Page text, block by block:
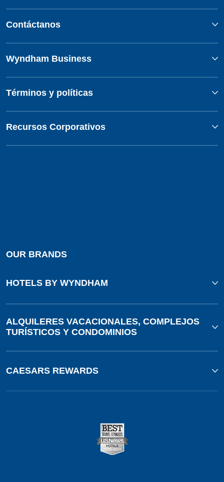
Contáctanos
Wyndham Business
Términos y políticas
Recursos Corporativos
OUR BRANDS
HOTELS BY WYNDHAM
ALQUILERES VACACIONALES, COMPLEJOS
TURÍSTICOS Y CONDOMINIOS
CAESARS REWARDS